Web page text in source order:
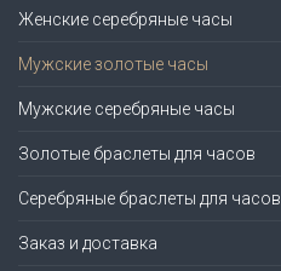
Женские серебряные часы
Мужские золотые часы
Мужские серебряные часы
Золотые браслеты для часов
Серебряные браслеты для часов
Заказ и доставка